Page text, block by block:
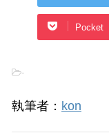
Pocket
-
執筆者： kon